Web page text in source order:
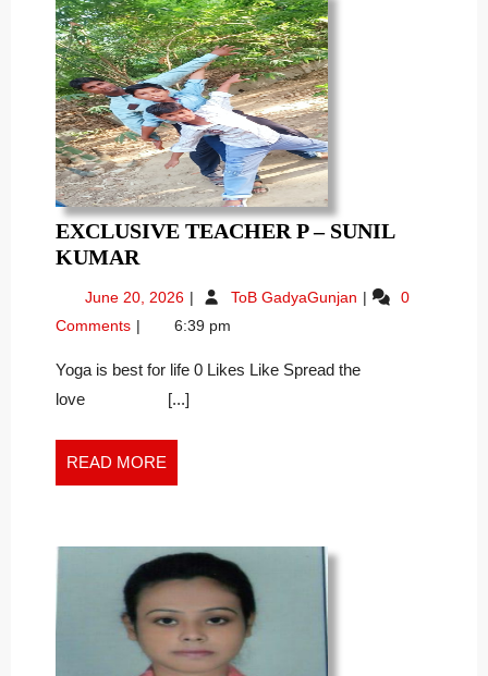
EXCLUSIVE TEACHER P – SUNIL
KUMAR
P
–
SUNIL
June 20, 2026 June
2026
ToB GadyaGunjan Exclusive
0
Comments
6:39 pm
Yoga is best for life 0 Likes Like Spread the
love [...]
READ MORE
MORE